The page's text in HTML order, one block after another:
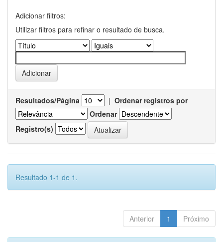
Adicionar filtros:
Utilizar filtros para refinar o resultado de busca.
Resultados/Página | Ordenar registros por
Ordenar
Registro(s)
Resultado 1-1 de 1.
Anterior 1 Próximo